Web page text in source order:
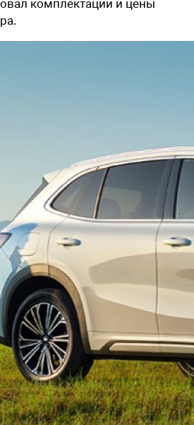
комплектации и цены